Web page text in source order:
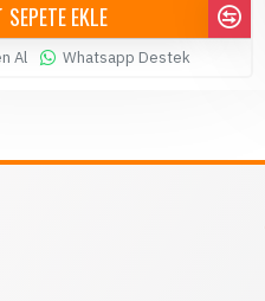
SEPETE EKLE
Al Whatsapp Destek